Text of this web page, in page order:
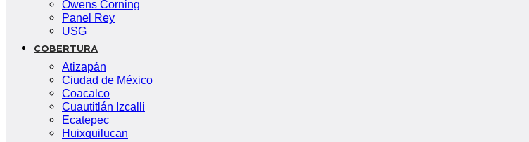
Owens Corning
Panel Rey
USG
COBERTURA
Atizapán
Ciudad de México
Coacalco
Cuautitlán Izcalli
Ecatepec
Huixquilucan